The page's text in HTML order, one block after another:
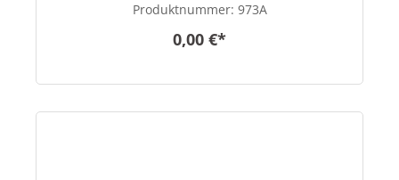
Produktnummer: 973A
0,00 €*